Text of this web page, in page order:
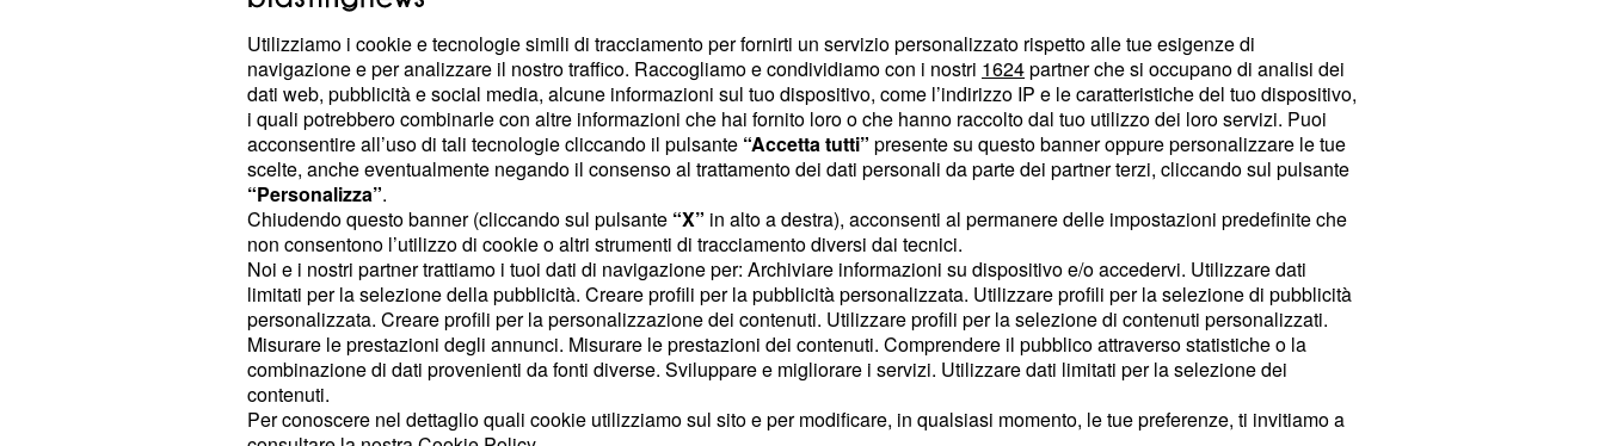
Certamente talenti come loro possono far fare a qualsiasi
Utilizziamo i cookie e tecnologie simili di tracciamento per fornirti un servizio personalizzato rispetto alle tue esigenze di
navigazione e per analizzare il nostro traffico. Raccogliamo e condividiamo con i nostri 1624partner che si occupano di analisi dei
dati web, pubblicità e social media, alcune informazioni sul tuo dispositivo, come l’indirizzo IP e le caratteristiche del tuo dispositivo,
i quali potrebbero combinarle con altre informazioni che hai fornito loro o che hanno raccolto dal tuo utilizzo dei loro servizi. Puoi
acconsentire all’uso di tali tecnologie cliccando il pulsante “Accetta tutti” presente su questo banner oppure personalizzare le tue
scelte, anche eventualmente negando il consenso al trattamento dei dati personali da parte dei partner terzi, cliccando sul pulsante
“Personalizza”.
Chiudendo questo banner (cliccando sul pulsante “X” in alto a destra), acconsenti al permanere delle impostazioni predefinite che
non consentono l’utilizzo di cookie o altri strumenti di tracciamento diversi dai tecnici.
Noi e i nostri partner trattiamo i tuoi dati di navigazione per: Archiviare informazioni su dispositivo e/o accedervi. Utilizzare dati
limitati per la selezione della pubblicità. Creare profili per la pubblicità personalizzata. Utilizzare profili per la selezione di pubblicità
personalizzata. Creare profili per la personalizzazione dei contenuti. Utilizzare profili per la selezione di contenuti personalizzati.
Misurare le prestazioni degli annunci. Misurare le prestazioni dei contenuti. Comprendere il pubblico attraverso statistiche o la
combinazione di dati provenienti da fonti diverse. Sviluppare e migliorare i servizi. Utilizzare dati limitati per la selezione dei
contenuti.
Per conoscere nel dettaglio quali cookie utilizziamo sul sito e per modificare, in qualsiasi momento, le tue preferenze, ti invitiamo a